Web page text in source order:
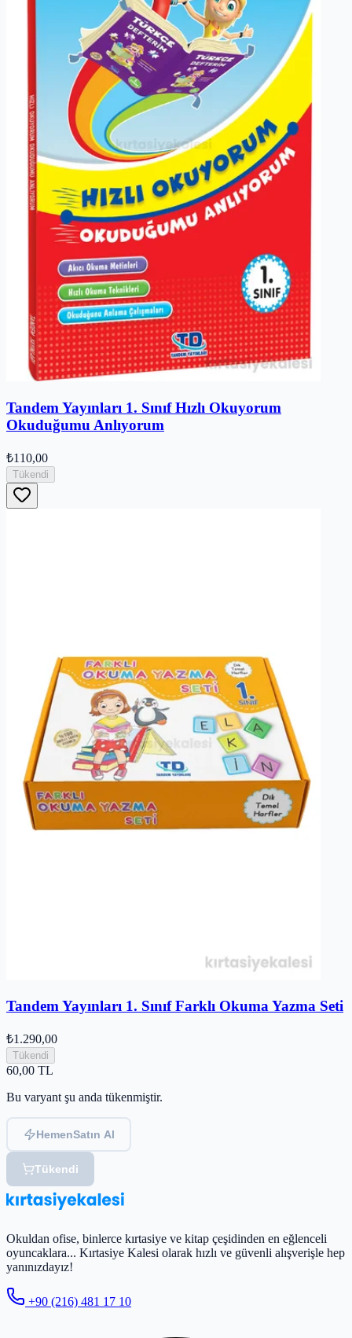
Tandem Yayınları 1. Sınıf Hızlı Okuyorum
Okuduğumu Anlıyorum
₺110,00
Tükendi
Tandem Yayınları 1. Sınıf Farklı Okuma Yazma Seti
₺1.290,00
Tükendi
60,00 TL
Bu varyant şu anda tükenmiştir.
HemenSatın Al
Tükendi
Okuldan ofise, binlerce kırtasiye ve kitap çeşidinden en eğlenceli
oyuncaklara... Kırtasiye Kalesi olarak hızlı ve güvenli alışverişle hep
yanınızdayız!
+90 (216) 481 17 10